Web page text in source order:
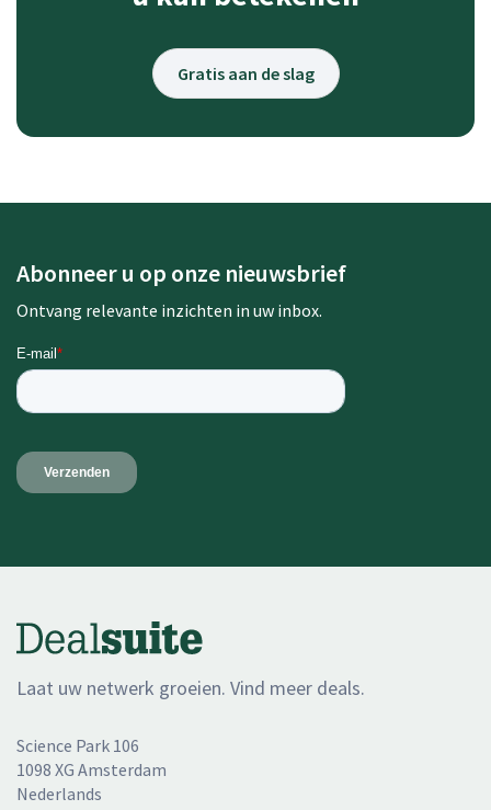
Gratis aan de slag
Abonneer u op onze nieuwsbrief
Ontvang relevante inzichten in uw inbox.
Laat uw netwerk groeien. Vind meer deals.
Science Park 106
1098 XG Amsterdam
Nederlands